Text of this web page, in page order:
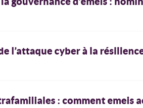
l’attaque cyber à la
: comment emeis